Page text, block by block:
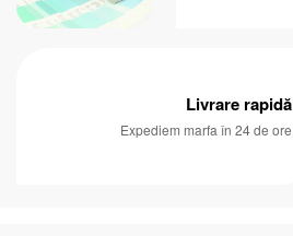
Livrare rapidă
Expediem marfa în 24 de ore